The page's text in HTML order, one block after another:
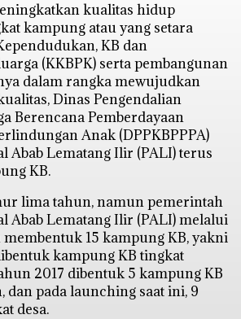
kualitas hidup
kampung atau yang setara
KB dan
(KKBPK) serta pembangunan
dalam rangka mewujudkan
Dinas Pengendalian
Berencana Pemberdayaan
Anak (DPPKBPPPA)
Abab Lematang Ilir (PALI) terus
KB.
lima tahun, namun pemerintah
Abab Lematang Ilir (PALI) melalui
membentuk 15 kampung KB, yakni
kampung KB tingkat
2017 dibentuk 5 kampung KB
dan pada launching saat ini, 9
desa.